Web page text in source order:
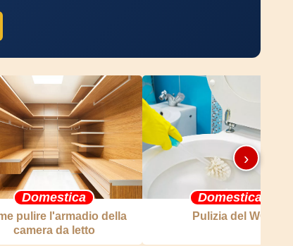
Domestica
pulire l'armadio della
camera da letto
Domestica
Pulizia del WC
›